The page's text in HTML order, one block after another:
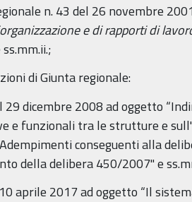
n. 43 del 26 novembre
e di rapporti di
ss.mm.ii.;
di Giunta regionale:
29 dicembre 2008 ad oggetto
e funzionali tra le strutture e
conseguenti alla
della delibera 450/2007" e
aprile 2017 ad oggetto “Il